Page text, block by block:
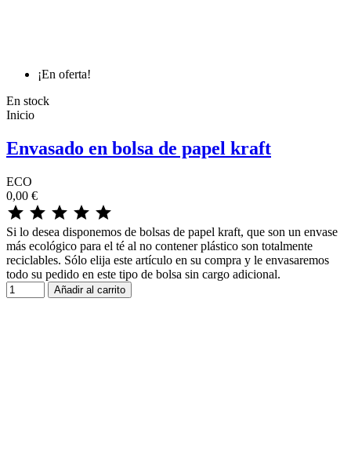
¡En oferta!
En stock
Inicio
Envasado en bolsa de papel kraft
ECO
0,00 €
    
Si lo desea disponemos de bolsas de papel kraft, que son un envase
más ecológico para el té al no contener plástico son totalmente
reciclables. Sólo elija este artículo en su compra y le envasaremos
todo su pedido en este tipo de bolsa sin cargo adicional.
Añadir al carrito